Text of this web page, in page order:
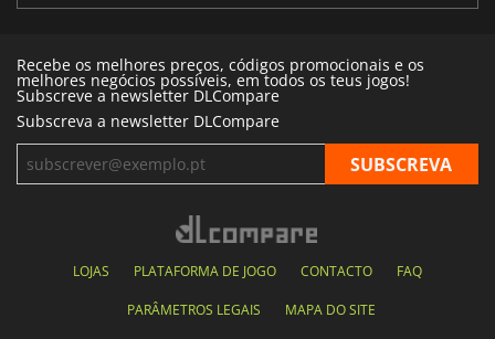
Recebe os melhores preços, códigos promocionais e os
melhores negócios possíveis, em todos os teus jogos!
Subscreve a newsletter DLCompare
Subscreva a newsletter DLCompare
LOJAS PLATAFORMA DE JOGO CONTACTO FAQ
PARÂMETROS LEGAIS MAPA DO SITE